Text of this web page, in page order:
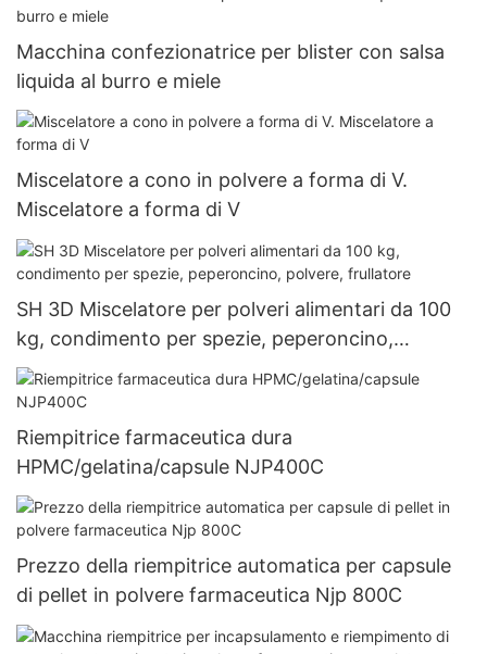
Macchina confezionatrice per blister con salsa
liquida al burro e miele
Miscelatore a cono in polvere a forma di V.
Miscelatore a forma di V
SH 3D Miscelatore per polveri alimentari da 100
kg, condimento per spezie, peperoncino,
polvere, frullatore
Riempitrice farmaceutica dura
HPMC/gelatina/capsule NJP400C
Prezzo della riempitrice automatica per capsule
di pellet in polvere farmaceutica Njp 800C